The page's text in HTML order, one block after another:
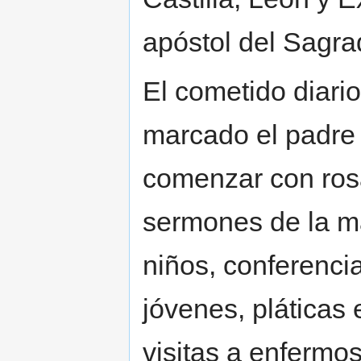
apóstol del
El cometido
marcado el
comenzar con
sermones de la
niños,
jóvenes, pláticas
visitas a